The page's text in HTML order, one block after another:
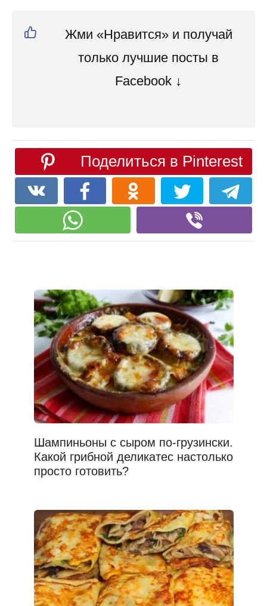
Жми «Нравится» и получай
только лучшие посты в
Facebook ↓
Поделиться в Pinterest
Шампиньоны с сыром по-грузински.
Какой грибной деликатес настолько
просто готовить?